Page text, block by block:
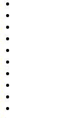
امیر
امیر
امیر کیوند
امیر گلایه
امیر
امیر
امیر
امیر
امیر
امیر